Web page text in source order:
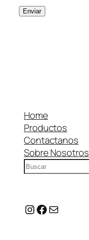
Home
Productos
Contactanos
Sobre Nosotros
B
u
c
a
Instagram Facebook Correo electrónico